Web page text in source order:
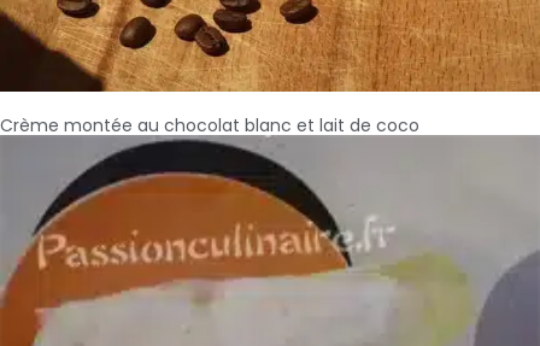
Crème montée au chocolat blanc et lait de coco